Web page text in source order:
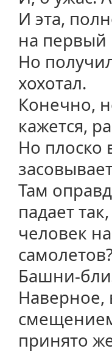
И эта,
на первый
Но
хохотал.
Конечно,
кажется,
Но плоско
Там
падает
человек
Башни-
Наверное,
принято